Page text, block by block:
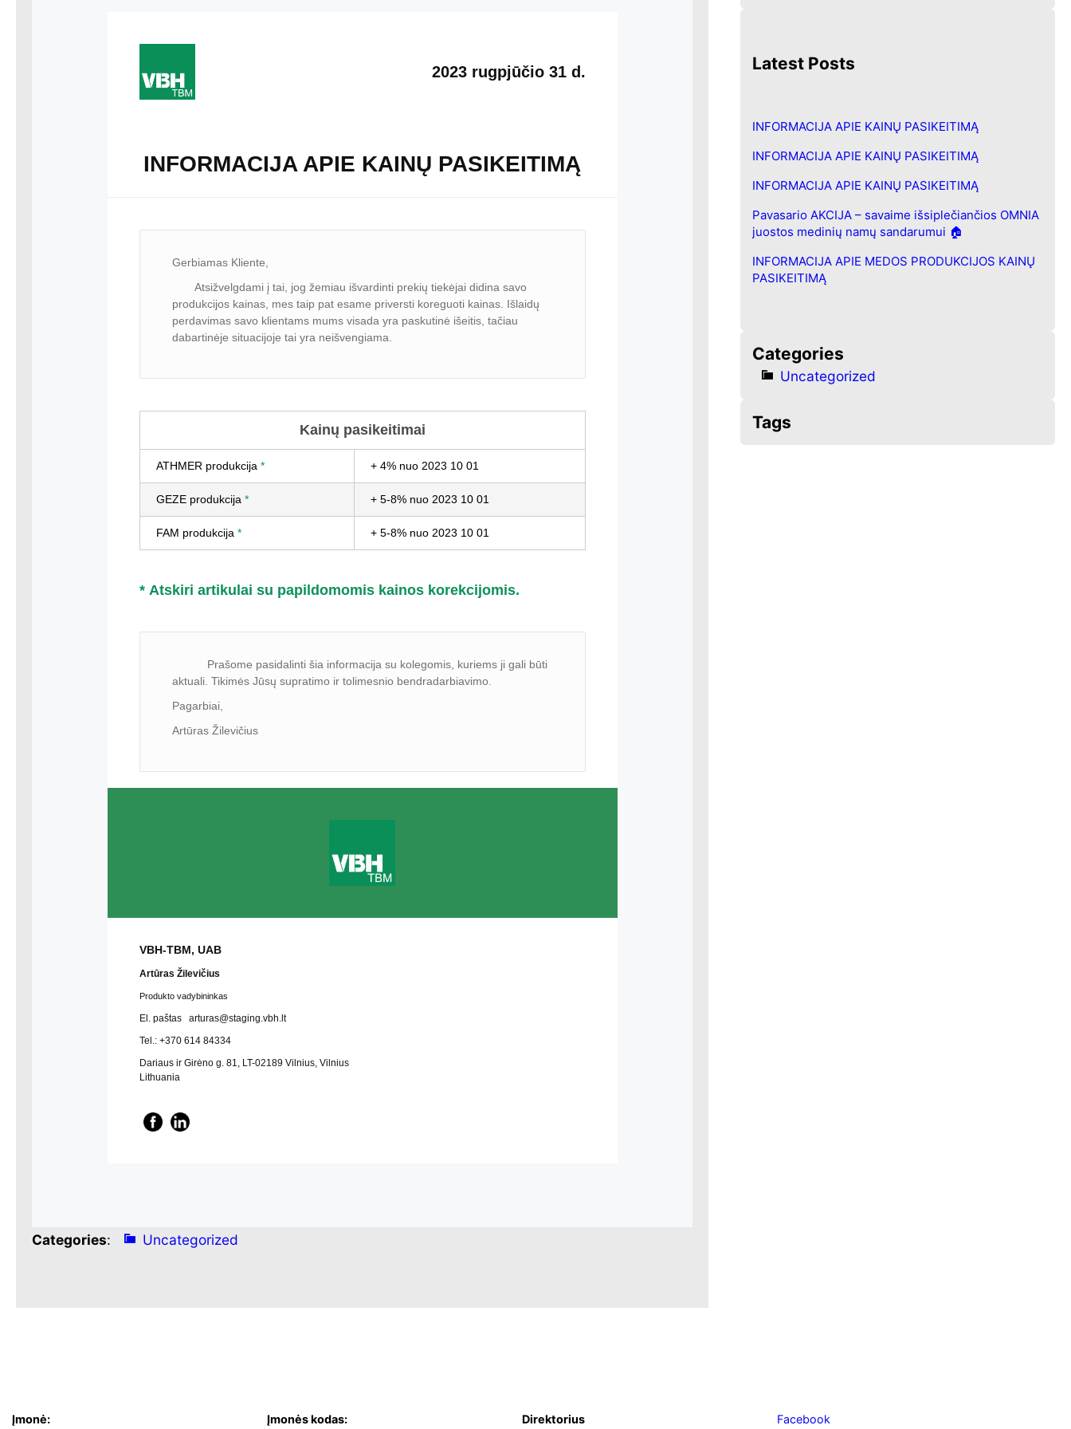
2023 rugpjūčio 31 d.
INFORMACIJA APIE KAINŲ PASIKEITIMĄ
Gerbiamas Kliente,
Atsižvelgdami į tai, jog žemiau išvardinti prekių tiekėjai didina savo
produkcijos kainas, mes taip pat esame priversti koreguoti kainas. Išlaidų
perdavimas savo klientams mums visada yra paskutinė išeitis, tačiau
dabartinėje situacijoje tai yra neišvengiama.
Kainų pasikeitimai
ATHMER produkcija * + 4% nuo 2023 10 01
GEZE produkcija * + 5-8% nuo 2023 10 01
FAM produkcija * + 5-8% nuo 2023 10 01
* Atskiri artikulai su papildomomis kainos korekcijomis.
Prašome pasidalinti šia informacija su kolegomis, kuriems ji gali būti
aktuali. Tikimės Jūsų supratimo ir tolimesnio bendradarbiavimo.
Pagarbiai,
Artūras Žilevičius
VBH-TBM, UAB
Artūras Žilevičius
Produkto vadybininkas
El. paštas arturas@staging.vbh.lt
Tel.: +370 614 84334
Dariaus ir Girėno g. 81, LT-02189 Vilnius, Vilnius
Lithuania
Categories: Uncategorized
c
Latest Posts
INFORMACIJA APIE KAINŲ PASIKEITIMĄ
INFORMACIJA APIE KAINŲ PASIKEITIMĄ
INFORMACIJA APIE KAINŲ PASIKEITIMĄ
Pavasario AKCIJA – savaime išsiplečiančios OMNIA
juostos medinių namų sandarumui 🏠
INFORMACIJA APIE MEDOS PRODUKCIJOS KAINŲ
PASIKEITIMĄ
Categories
Uncategorized
Tags
Įmonė: Įmonės kodas: Direktorius Facebook